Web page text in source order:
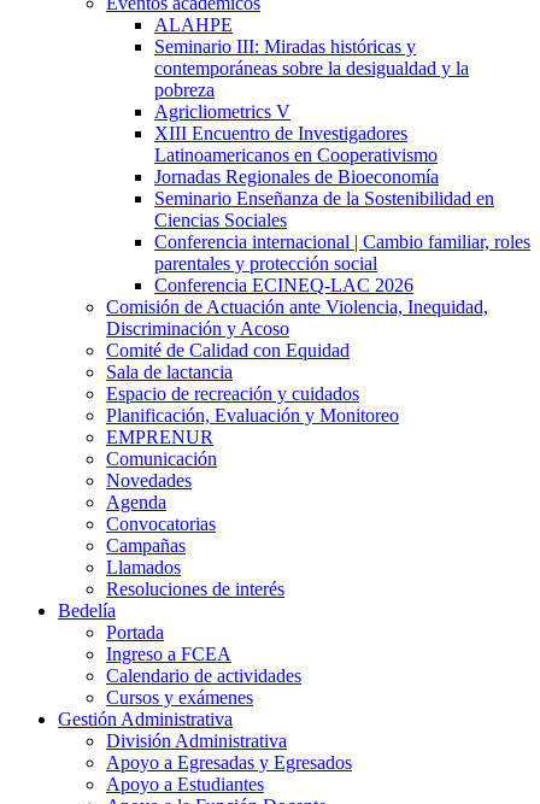
ALAHPE
Seminario III: Miradas históricas y
contemporáneas sobre la desigualdad y la
pobreza
Agricliometrics V
XIII Encuentro de Investigadores
Latinoamericanos en Cooperativismo
Jornadas Regionales de Bioeconomía
Seminario Enseñanza de la Sostenibilidad en
Ciencias Sociales
Conferencia internacional | Cambio familiar, roles
parentales y protección social
Conferencia ECINEQ-LAC 2026
Comisión de Actuación ante Violencia, Inequidad,
Discriminación y Acoso
Comité de Calidad con Equidad
Sala de lactancia
Espacio de recreación y cuidados
Planificación, Evaluación y Monitoreo
EMPRENUR
Comunicación
Novedades
Agenda
Convocatorias
Campañas
Llamados
Resoluciones de interés
Bedelía
Portada
Ingreso a FCEA
Calendario de actividades
Cursos y exámenes
Gestión Administrativa
División Administrativa
Apoyo a Egresadas y Egresados
Apoyo a Estudiantes